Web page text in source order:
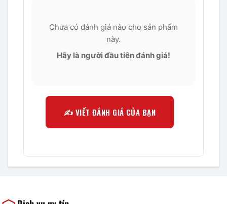
Chưa có đánh giá nào cho sản phẩm
này.
Hãy là người đầu tiên đánh giá!
✍️ VIẾT ĐÁNH GIÁ CỦA BẠN